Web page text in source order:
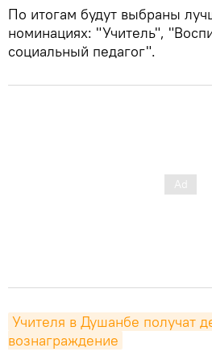
По итогам будут выбраны
номинациях: "Учитель",
социальный педагог".
Учителя в Душанбе получат
вознаграждение